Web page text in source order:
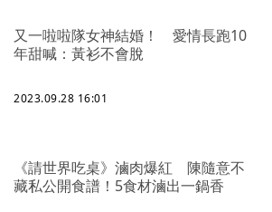
又一啦啦隊女神結婚！ 愛情長跑10
年甜喊：黃衫不會脫
2023.09.28 16:01
《請世界吃桌》滷肉爆紅 陳隨意不
藏私公開食譜！5食材滷出一鍋香